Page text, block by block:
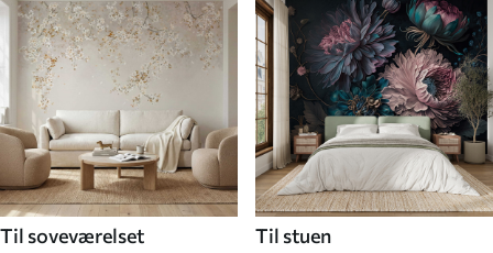
Til soveværelset Til stuen